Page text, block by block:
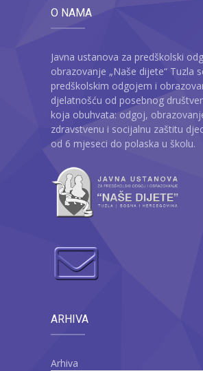
O NAMA
Javna ustanova za predškolski
obrazovanje „Naše dijete“ Tuzla
predškolskim odgojem i
djelatnošću od posebnog
koja obuhvata: odgoj,
zdravstvenu i socijalnu zaštitu
od 6 mjeseci do polaska u školu.
ARHIVA
Arhiva